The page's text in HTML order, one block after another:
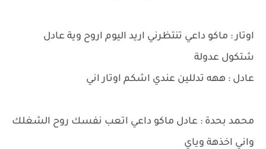
اوتار : ماكو داعي تنتظرني اريد اليوم اروح وية عادل
شتكول عدولة
عادل : ههه تدللين عندي اشكم اوتار اني
محمد بحدة : عادل ماكو داعي اتعب نفسك روح الشغلك
واني اخذهة وياي